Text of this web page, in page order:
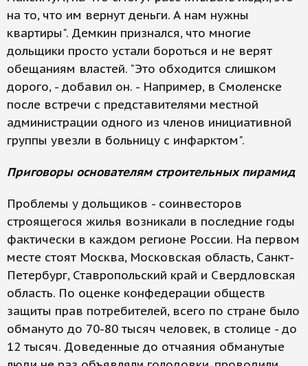
на то, что им вернут деньги. А нам нужны
квартиры". Демкин признался, что многие
дольщики просто устали бороться и не верят
обещаниям властей. "Это обходится слишком
дорого, - добавил он. - Например, в Смоленске
после встречи с представителями местной
администрации одного из членов инициативной
группы увезли в больницу с инфарктом".
Приговоры основателям строительных пирамид
Проблемы у дольщиков - соинвесторов
строящегося жилья возникали в последние годы
фактически в каждом регионе России. На первом
месте стоят Москва, Московская область, Санкт-
Петербург, Ставропольский край и Свердловская
область. По оценке конфедерации обществ
защиты прав потребителей, всего по стране было
обмануто до 70-80 тысяч человек, в столице - до
12 тысяч. Доведенные до отчаяния обманутые